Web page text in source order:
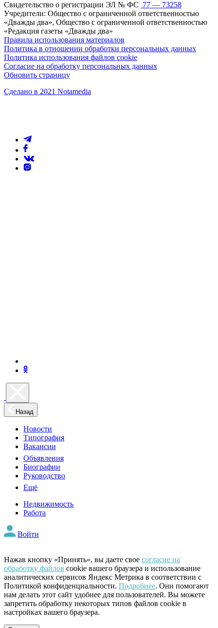
Свидетельство о регистрации ЭЛ № ФС 77 — 73258
Учредители: Общество с ограниченной ответственностью
«Дважды два», Общество с ограниченной ответственностью
«Редакция газеты «Дважды два»
Правила использования материалов
Политика в отношении обработки персональных данных
Политика использования файлов cookie
Согласие на обработку персональных данных
Обновить страницу
Сделано в 2021 Notamedia
Назад
Новости
Типография
Вакансии
Объявления
Биографии
Руководство
Ещё
Недвижимость
Работа
Войти
Нажав кнопку «Принять», вы даете свое согласие на
обработку файлов cookie вашего браузера и использование
аналитических сервисов Яндекс Метрика в соответствии с
Политикой конфиденциальности. Подробнее. Они помогают
нам делать этот сайт удобнее для пользователей. Вы можете
запретить обработку некоторых типов файлов cookie в
настройках вашего браузера.